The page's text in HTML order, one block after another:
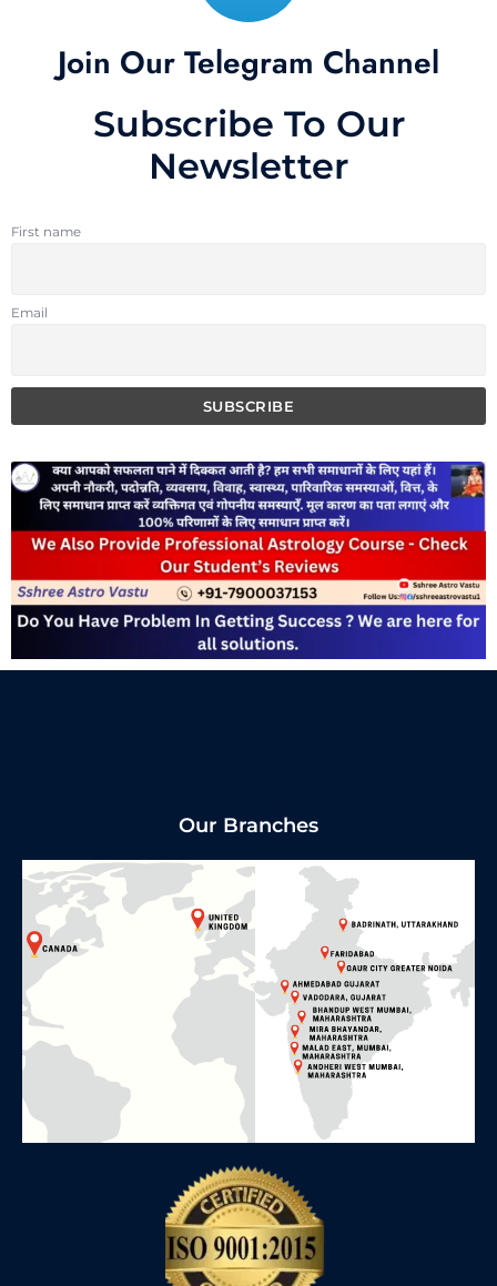
Join Our Telegram Channel
Subscribe To Our
Newsletter
First name
Email
Our Branches